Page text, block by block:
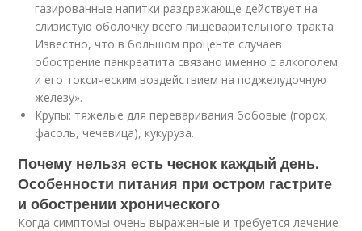
газированные напитки раздражающе действует на
слизистую оболочку всего пищеварительного тракта.
Известно, что в большом проценте случаев
обострение панкреатита связано именно с алкоголем
и его токсическим воздействием на поджелудочную
железу».
Крупы: тяжелые для переваривания бобовые (горох,
фасоль, чечевица), кукуруза.
Почему нельзя есть чеснок каждый день.
Особенности питания при остром гастрите
и обострении хронического
Когда симптомы очень выраженные и требуется лечение